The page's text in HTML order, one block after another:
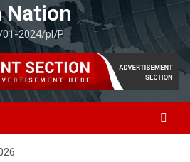
Nation
01-2024/pl/P